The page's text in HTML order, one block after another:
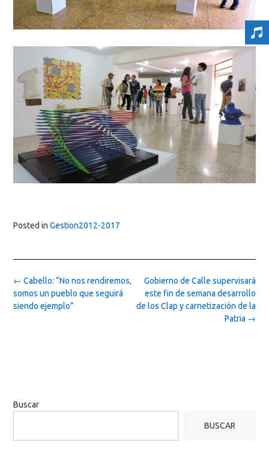
Posted in Gestion2012-2017
Post
navigation
Gobierno de Calle supervisará
este fin de semana desarrollo
de los Clap y carnetización de la
Patria →
← Cabello: “No nos rendiremos,
somos un pueblo que seguirá
siendo ejemplo”
Buscar
BUSCAR